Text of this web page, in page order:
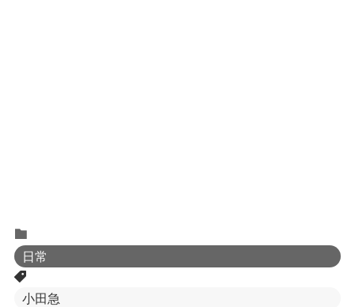
日常
小田急